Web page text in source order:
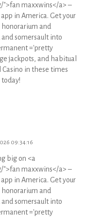
">fan maxxwins</a> –
in America. Get your
honorarium and
somersault into
='pretty
jackpots, and habitual
in these times
09:34:16
big on <a
">fan maxxwins</a> –
in America. Get your
honorarium and
somersault into
='pretty